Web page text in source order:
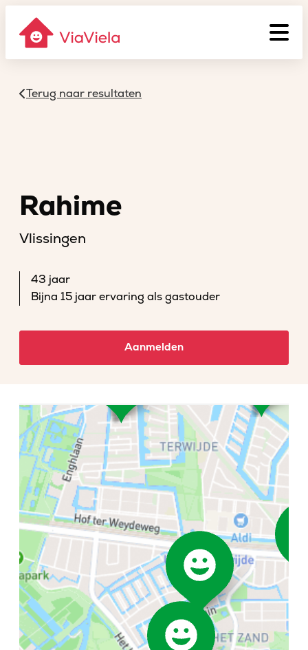
Terug naar resultaten
Rahime
Vlissingen
43 jaar
Bijna 15 jaar ervaring als gastouder
Aanmelden